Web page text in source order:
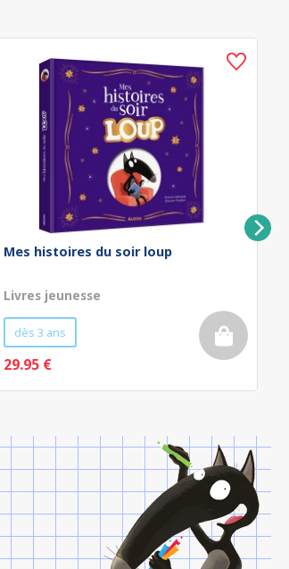
Mes histoires du soir loup
Livres jeunesse
dès 3 ans
29.95 €